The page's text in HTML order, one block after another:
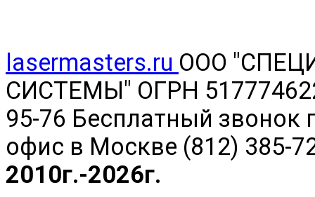
lasermasters.ru ООО "
СИСТЕМЫ" ОГРН
95-76 Бесплатный звонок
офис в Москве (812) 385-
2010г.-2026г.